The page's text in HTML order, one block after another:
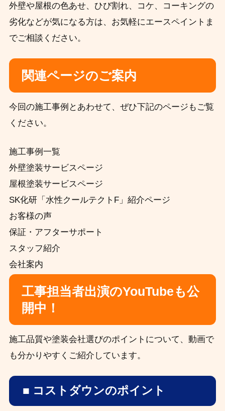
外壁や屋根の色あせ、ひび割れ、コケ、コーキングの
劣化などが気になる方は、お気軽にエースペイントま
でご相談ください。
関連ページのご案内
今回の施工事例とあわせて、ぜひ下記のページもご覧
ください。
施工事例一覧
外壁塗装サービスページ
屋根塗装サービスページ
SK化研「水性クールテクトF」紹介ページ
お客様の声
保証・アフターサポート
スタッフ紹介
会社案内
工事担当者出演のYouTubeも公
開中！
施工品質や塗装会社選びのポイントについて、動画で
も分かりやすくご紹介しています。
■ コストダウンのポイント